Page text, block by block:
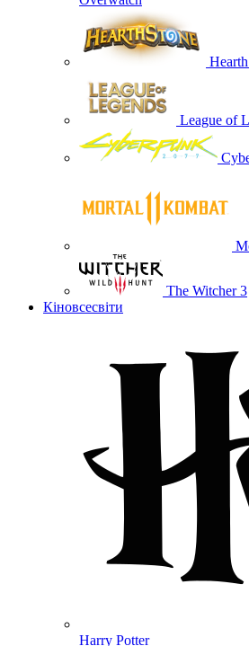
League of
The Witcher 3
Кіновсесвіти
Harry Potter